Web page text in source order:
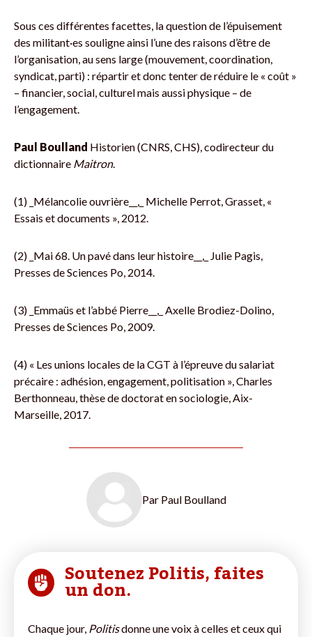
Sous ces différentes facettes, la question de l’épuisement
des militant·es souligne ainsi l’une des raisons d’être de
l’organisation, au sens large (mouvement, coordination,
syndicat, parti) : répartir et donc tenter de réduire le « coût »
– financier, social, culturel mais aussi physique – de
l’engagement.
Paul Boulland Historien (CNRS, CHS), codirecteur du
dictionnaire Maitron.
(1) _Mélancolie ouvrière__,_ Michelle Perrot, Grasset, «
Essais et documents », 2012.
(2) _Mai 68. Un pavé dans leur histoire__,_ Julie Pagis,
Presses de Sciences Po, 2014.
(3) _Emmaüs et l’abbé Pierre__,_ Axelle Brodiez-Dolino,
Presses de Sciences Po, 2009.
(4) « Les unions locales de la CGT à l’épreuve du salariat
précaire : adhésion, engagement, politisation », Charles
Berthonneau, thèse de doctorat en sociologie, Aix-
Marseille, 2017.
Par Paul Boulland
Soutenez Politis, faites
un don.
Chaque jour, Politisdonne une voix à celles et ceux qui